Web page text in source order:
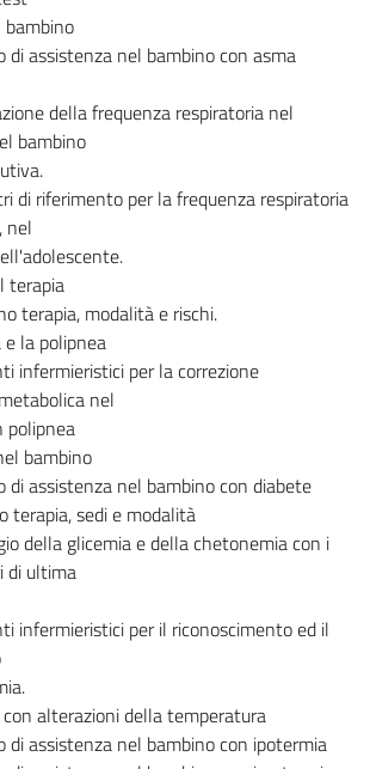
bambino
di assistenza nel bambino con asma
della frequenza respiratoria nel
bambino
di riferimento per la frequenza respiratoria
nel
terapia
terapia, modalità e rischi.
e la polipnea
infermieristici per la correzione
nel
polipnea
bambino
di assistenza nel bambino con diabete
terapia, sedi e modalità
della glicemia e della chetonemia con i
di ultima
infermieristici per il riconoscimento ed il
alterazioni della temperatura
di assistenza nel bambino con ipotermia